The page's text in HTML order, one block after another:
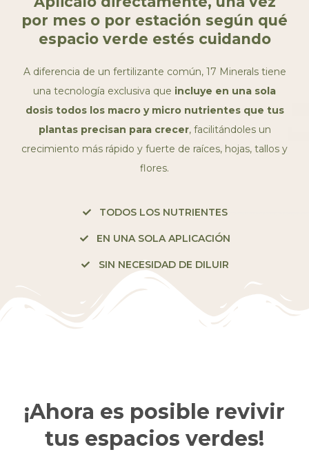
por mes o por estación según qué
espacio verde estés cuidando
A diferencia de un fertilizante común, 17 Minerals tiene
una tecnología exclusiva que incluye en una sola
dosis todos los macro y micro nutrientes que tus
plantas precisan para crecer, facilitándoles un
crecimiento más rápido y fuerte de raíces, hojas, tallos y
flores.
TODOS LOS NUTRIENTES
EN UNA SOLA APLICACIÓN
SIN NECESIDAD DE DILUIR
¡Ahora es posible revivir
tus espacios verdes!